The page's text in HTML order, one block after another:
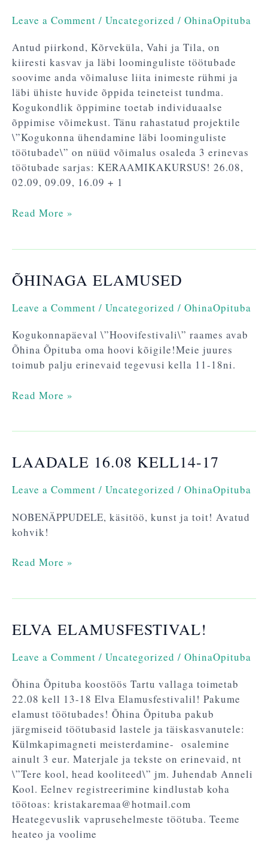
Leave a Comment / Uncategorized / OhinaOpituba
Antud piirkond, Kõrveküla, Vahi ja Tila, on
kiiresti kasvav ja läbi loominguliste töötubade
soovime anda võimaluse liita inimeste rühmi ja
läbi ühiste huvide õppida teineteist tundma.
Kogukondlik õppimine toetab individuaalse
õppimise võimekust. Tänu rahastatud projektile
\”Kogukonna ühendamine läbi loominguliste
töötubade\” on nüüd võimalus osaleda 3 erinevas
töötubade sarjas: KERAAMIKAKURSUS! 26.08,
02.09, 09.09, 16.09 + 1
Read More »
ÕHINAGA ELAMUSED
Leave a Comment / Uncategorized / OhinaOpituba
Kogukonnapäeval \”Hoovifestivali\” raames avab
Õhina Õpituba oma hoovi kõigile!Meie juures
toimub palju erinevaid tegevusi kella 11-18ni.
ÕHINAGA
Read More »
LAADALE 16.08 KELL14-17
Leave a Comment / Uncategorized / OhinaOpituba
NOBENÄPPUDELE, käsitöö, kunst ja toit! Avatud
kohvik!
LAADALE
kell14-
Read More »
ELVA ELAMUSFESTIVAL!
Leave a Comment / Uncategorized / OhinaOpituba
Õhina Õpituba koostöös Tartu vallaga toimetab
22.08 kell 13-18 Elva Elamusfestivalil! Pakume
elamust töötubades! Õhina Õpituba pakub
järgmiseid töötubasid lastele ja täiskasvanutele:
Külmkapimagneti meisterdamine- osalemine
ainult 3 eur. Materjale ja tekste on erinevaid, nt
\”Tere kool, head kooliteed\” jm. Juhendab Anneli
Kool. Eelnev registreerimine kindlustab koha
töötoas: kristakaremaa@hotmail.com
Heategevuslik vaprusehelmeste töötuba. Teeme
heateo ja voolime
Elva